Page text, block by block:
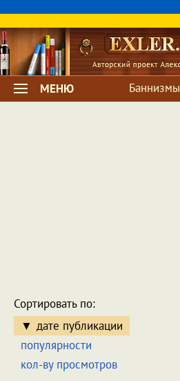
МЕНЮ Баннизмы
Сортировать по:
дате публикации
популярности
кол-ву просмотров